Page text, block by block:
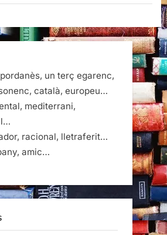
un terç egarenc,
català, europeu…
mediterrani,
racional, lletraferit…
amic…